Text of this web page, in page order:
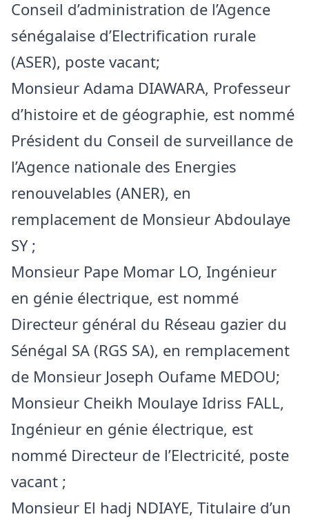
Conseil d’administration de l’Agence
sénégalaise d’Electrification rurale
(ASER), poste vacant;
Monsieur Adama DIAWARA, Professeur
d’histoire et de géographie, est nommé
Président du Conseil de surveillance de
l’Agence nationale des Energies
renouvelables (ANER), en
remplacement de Monsieur Abdoulaye
SY ;
Monsieur Pape Momar LO, Ingénieur
en génie électrique, est nommé
Directeur général du Réseau gazier du
Sénégal SA (RGS SA), en remplacement
de Monsieur Joseph Oufame MEDOU;
Monsieur Cheikh Moulaye Idriss FALL,
Ingénieur en génie électrique, est
nommé Directeur de l’Electricité, poste
vacant ;
Monsieur El hadj NDIAYE, Titulaire d’un